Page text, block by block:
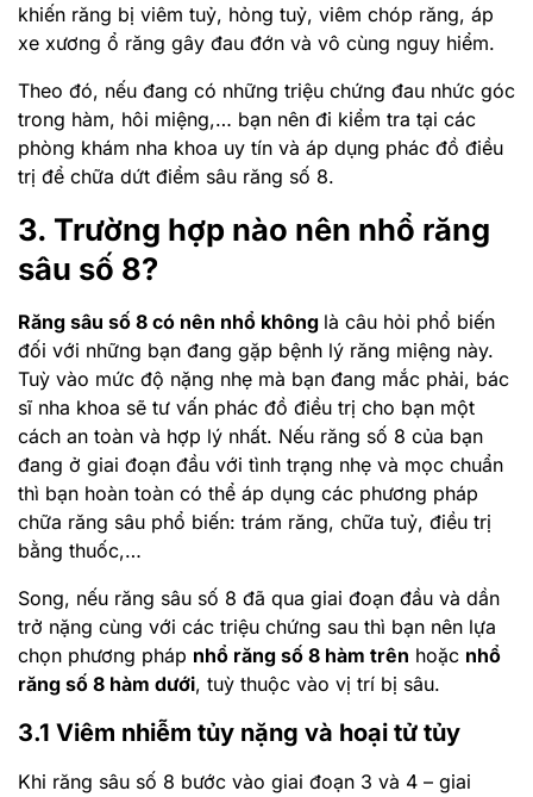
khiến răng bị viêm tuỷ, hỏng tuỷ, viêm chóp răng, áp
xe xương ổ răng gây đau đớn và vô cùng nguy hiểm.
Theo đó, nếu đang có những triệu chứng đau nhức góc
trong hàm, hôi miệng,… bạn nên đi kiểm tra tại các
phòng khám nha khoa uy tín và áp dụng phác đồ điều
trị để chữa dứt điểm sâu răng số 8.
3. Trường hợp nào nên nhổ răng
sâu số 8?
Răng sâu số 8 có nên nhổ không là câu hỏi phổ biến
đối với những bạn đang gặp bệnh lý răng miệng này.
Tuỳ vào mức độ nặng nhẹ mà bạn đang mắc phải, bác
sĩ nha khoa sẽ tư vấn phác đồ điều trị cho bạn một
cách an toàn và hợp lý nhất. Nếu răng số 8 của bạn
đang ở giai đoạn đầu với tình trạng nhẹ và mọc chuẩn
thì bạn hoàn toàn có thể áp dụng các phương pháp
chữa răng sâu phổ biến: trám răng, chữa tuỷ, điều trị
bằng thuốc,…
Song, nếu răng sâu số 8 đã qua giai đoạn đầu và dần
trở nặng cùng với các triệu chứng sau thì bạn nên lựa
chọn phương pháp nhổ răng số 8 hàm trên hoặc nhổ
răng số 8 hàm dưới, tuỳ thuộc vào vị trí bị sâu.
3.1 Viêm nhiễm tủy nặng và hoại tử tủy
Khi răng sâu số 8 bước vào giai đoạn 3 và 4 – giai